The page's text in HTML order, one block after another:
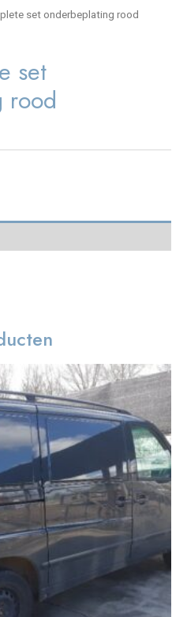
set onderbeplating rood
set
rood